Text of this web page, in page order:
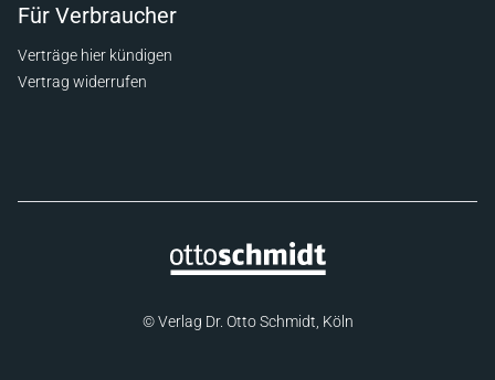
Für Verbraucher
Verträge hier kündigen
Vertrag widerrufen
© Verlag Dr. Otto Schmidt, Köln